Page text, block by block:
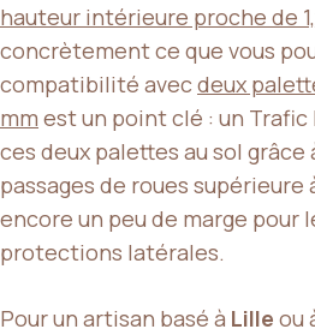
hauteur intérieure proche de
concrètement ce que vous
compatibilité avec deux
mm est un point clé : un Trafic
ces deux palettes au sol grâce
passages de roues supérieure
encore un peu de marge pour
protections latérales.
Pour un artisan basé à Lille ou